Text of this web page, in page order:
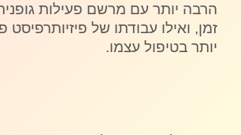
הרבה יותר עם מרשם פעילות
זמן, ואילו עבודתו של
יותר בטיפול עצמו.